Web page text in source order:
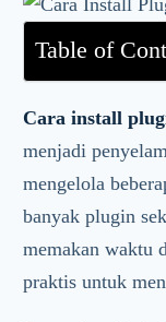
Table of
Cara install
menjadi
mengelola
banyak plugin
memakan waktu
praktis untuk